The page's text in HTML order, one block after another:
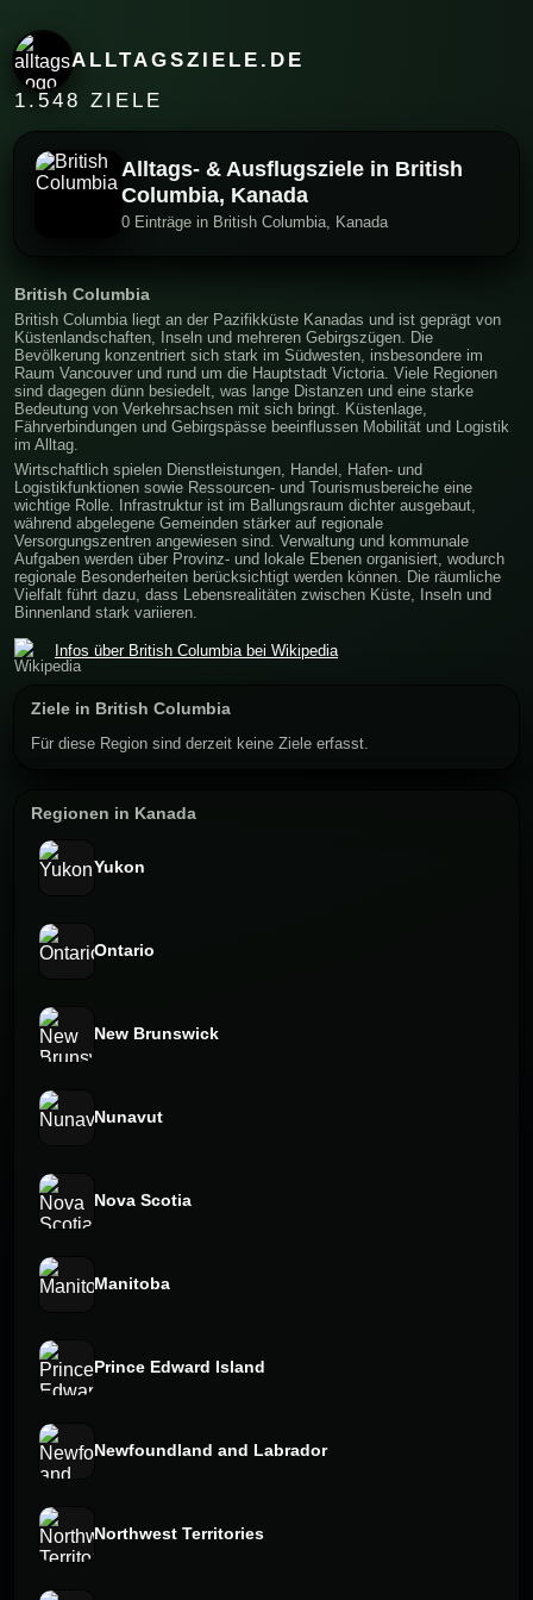
ALLTAGSZIELE.DE
1.548 ZIELE
Alltags- & Ausflugsziele in British
Columbia, Kanada
0 Einträge in British Columbia, Kanada
British Columbia
British Columbia liegt an der Pazifikküste Kanadas und ist geprägt von
Küstenlandschaften, Inseln und mehreren Gebirgszügen. Die
Bevölkerung konzentriert sich stark im Südwesten, insbesondere im
Raum Vancouver und rund um die Hauptstadt Victoria. Viele Regionen
sind dagegen dünn besiedelt, was lange Distanzen und eine starke
Bedeutung von Verkehrsachsen mit sich bringt. Küstenlage,
Fährverbindungen und Gebirgspässe beeinflussen Mobilität und Logistik
im Alltag.
Wirtschaftlich spielen Dienstleistungen, Handel, Hafen- und
Logistikfunktionen sowie Ressourcen- und Tourismusbereiche eine
wichtige Rolle. Infrastruktur ist im Ballungsraum dichter ausgebaut,
während abgelegene Gemeinden stärker auf regionale
Versorgungszentren angewiesen sind. Verwaltung und kommunale
Aufgaben werden über Provinz- und lokale Ebenen organisiert, wodurch
regionale Besonderheiten berücksichtigt werden können. Die räumliche
Vielfalt führt dazu, dass Lebensrealitäten zwischen Küste, Inseln und
Binnenland stark variieren.
Infos über British Columbia bei Wikipedia
Ziele in British Columbia
Für diese Region sind derzeit keine Ziele erfasst.
Regionen in Kanada
Yukon
Ontario
New Brunswick
Nunavut
Nova Scotia
Manitoba
Prince Edward Island
Newfoundland and Labrador
Northwest Territories